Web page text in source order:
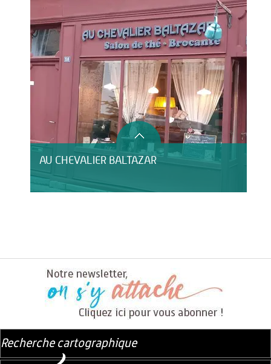
AU CHEVALIER BALTAZAR
Recherche cartographique